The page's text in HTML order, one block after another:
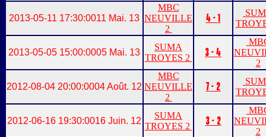
2013-05-11 17:30:0011 Mai. 13
MBC
NEUVILLE
2
4 - 1
2013-05-05 15:00:0005 Mai. 13
SUMA
TROYES 2
3 - 4
2
2012-08-04 20:00:0004 Août. 12
MBC
NEUVILLE
2
7 - 2
2012-06-16 19:30:0016 Juin. 12
SUMA
TROYES 2
3 - 2
2